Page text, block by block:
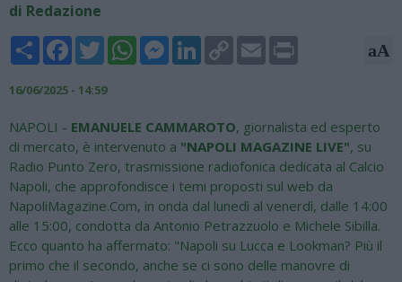
di Redazione
Share FacebookTwitterWhatsAppMessengerLinkedInCopy
Link
Email aA
16/06/2025 - 14:59
NAPOLI - EMANUELE CAMMAROTO, giornalista ed esperto
di mercato, è intervenuto a "NAPOLI MAGAZINE LIVE", su
Radio Punto Zero, trasmissione radiofonica dedicata al Calcio
Napoli, che approfondisce i temi proposti sul web da
NapoliMagazine.Com, in onda dal lunedì al venerdì, dalle 14:00
alle 15:00, condotta da Antonio Petrazzuolo e Michele Sibilla.
Ecco quanto ha affermato: "Napoli su Lucca e Lookman? Più il
primo che il secondo, anche se ci sono delle manovre di